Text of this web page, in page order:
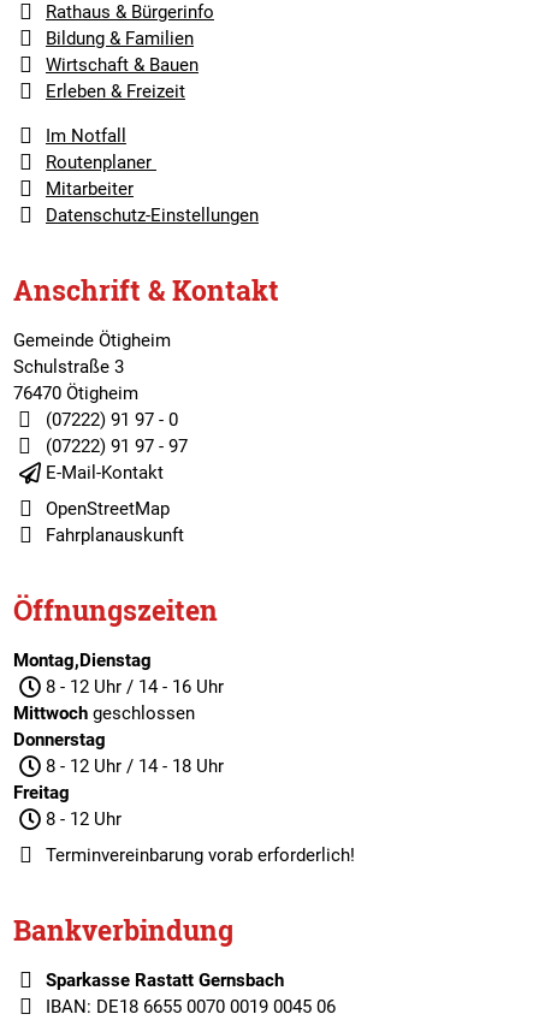
Rathaus & Bürgerinfo
Bildung & Familien
Wirtschaft & Bauen
Erleben & Freizeit
Im Notfall
Routenplaner
Mitarbeiter
Datenschutz-Einstellungen
Anschrift & Kontakt
Gemeinde Ötigheim
Schulstraße 3
76470 Ötigheim
(07222) 91 97 - 0
(07222) 91 97 - 97
E-Mail-Kontakt
OpenStreetMap
Fahrplanauskunft
Öffnungszeiten
Montag,Dienstag
8 - 12 Uhr / 14 - 16 Uhr
Mittwochgeschlossen
Donnerstag
8 - 12 Uhr / 14 - 18 Uhr
Freitag
8 - 12 Uhr
Terminvereinbarungvorab erforderlich!
Bankverbindung
Sparkasse Rastatt Gernsbach
IBAN: DE18 6655 0070 0019 0045 06